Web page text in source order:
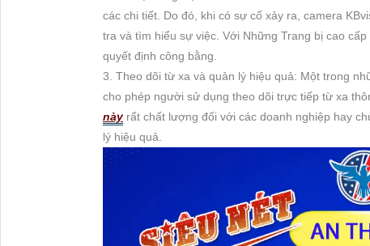
các chi tiết. Do đó, khi có sự cố xảy ra, camera
tra và tìm hiểu sự việc. Với Những Trang bị cao
quyết định công bằng.
3. Theo dõi từ xa và quản lý hiệu quả: Một trong
cho phép người sử dụng theo dõi trực tiếp từ xa
nàyrất chất lượng đối với các doanh nghiệp hay
lý hiệu quả.